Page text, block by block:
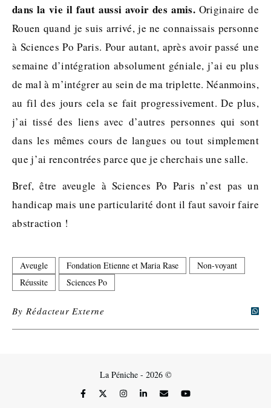
dans la vie il faut aussi avoir des amis. Originaire de
Rouen quand je suis arrivé, je ne connaissais personne
à Sciences Po Paris. Pour autant, après avoir passé une
semaine d’intégration absolument géniale, j’ai eu plus
de mal à m’intégrer au sein de ma triplette. Néanmoins,
au fil des jours cela se fait progressivement. De plus,
j’ai tissé des liens avec d’autres personnes qui sont
dans les mêmes cours de langues ou tout simplement
que j’ai rencontrées parce que je cherchais une salle.
Bref, être aveugle à Sciences Po Paris n’est pas un
handicap mais une particularité dont il faut savoir faire
abstraction !
Aveugle Fondation Etienne et Maria Rase
Non-voyant
Réussite
Sciences Po
ByRédacteur Externe
La Péniche - 2026 ©